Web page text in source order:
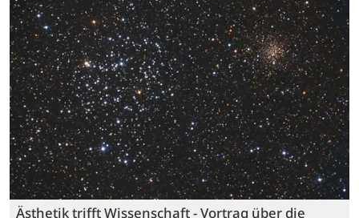
Ästhetik trifft Wissenschaft - Vortrag über die